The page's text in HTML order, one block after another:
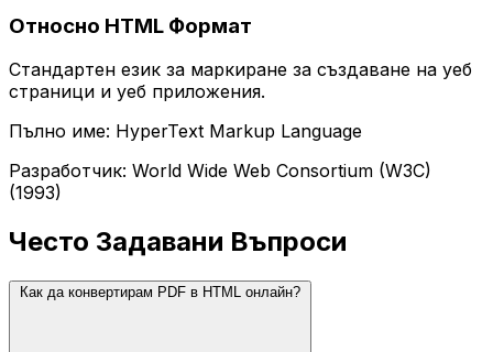
Относно HTML Формат
Стандартен език за маркиране за създаване на уеб
страници и уеб приложения.
Пълно име: HyperText Markup Language
Разработчик: World Wide Web Consortium (W3C)
(1993)
Често Задавани Въпроси
Как да конвертирам PDF в HTML онлайн?